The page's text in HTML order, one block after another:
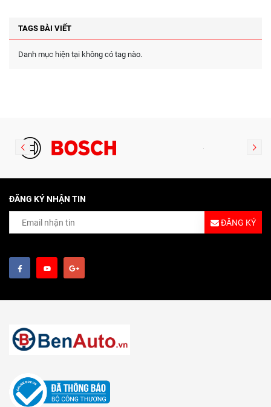
TAGS BÀI VIẾT
Danh mục hiện tại không có tag nào.
ĐĂNG KÝ NHẬN TIN
ĐĂNG KÝ